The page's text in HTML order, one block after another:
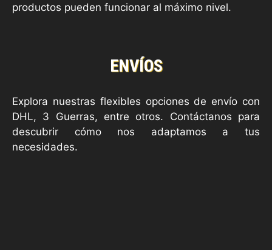
productos pueden funcionar al máximo nivel.
ENVÍOS
Explora nuestras flexibles opciones de envío con
DHL, 3 Guerras, entre otros. Contáctanos para
descubrir cómo nos adaptamos a tus
necesidades.